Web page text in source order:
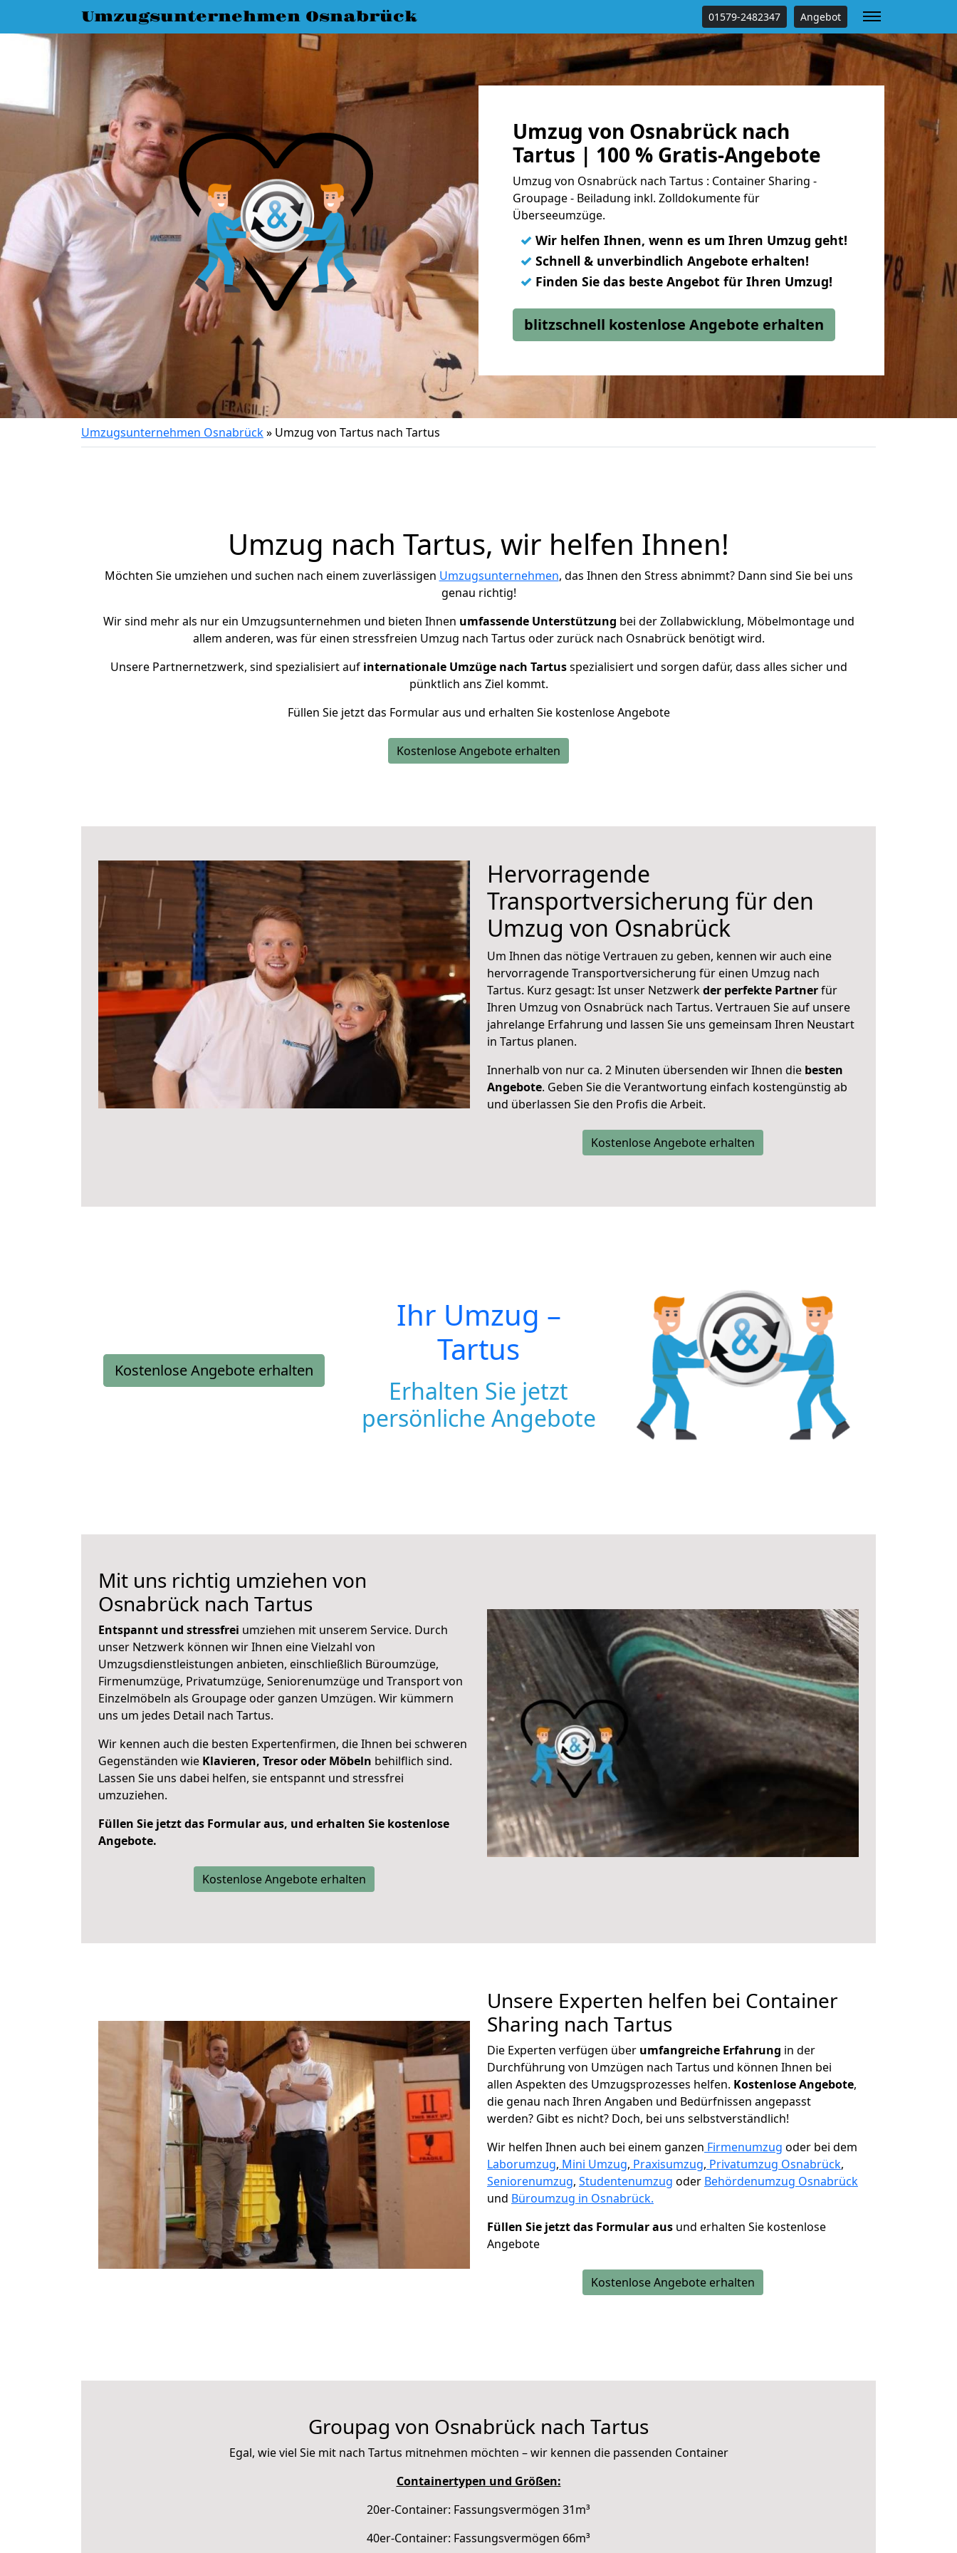
Umzugsunternehmen Osnabrück 01579-2482347 Angebot
Umzug von Osnabrück nach
Tartus | 100 % Gratis-Angebote
Umzug von Osnabrück nach Tartus : Container Sharing -
Groupage - Beiladung inkl. Zolldokumente für
Überseeumzüge.
✓ Wir helfen Ihnen, wenn es um Ihren Umzug geht!
✓ Schnell & unverbindlich Angebote erhalten!
✓ Finden Sie das beste Angebot für Ihren Umzug!
blitzschnell kostenlose Angebote erhalten
Umzugsunternehmen Osnabrück» Umzug von Tartus nach Tartus
Umzug nach Tartus, wir helfen Ihnen!
Möchten Sie umziehen und suchen nach einem zuverlässigen Umzugsunternehmen, das Ihnen den Stress abnimmt? Dann sind Sie bei uns
genau richtig!
Wir sind mehr als nur ein Umzugsunternehmen und bieten Ihnen umfassende Unterstützung bei der Zollabwicklung, Möbelmontage und
allem anderen, was für einen stressfreien Umzug nach Tartus oder zurück nach Osnabrück benötigt wird.
Unsere Partnernetzwerk, sind spezialisiert auf internationale Umzüge nach Tartusspezialisiert und sorgen dafür, dass alles sicher und
pünktlich ans Ziel kommt.
Füllen Sie jetzt das Formular aus und erhalten Sie kostenlose Angebote
Kostenlose Angebote erhalten
Hervorragende
Transportversicherung für den
Umzug von Osnabrück
Um Ihnen das nötige Vertrauen zu geben, kennen wir auch eine
hervorragende Transportversicherung für einen Umzug nach
Tartus. Kurz gesagt: Ist unser Netzwerkder perfekte Partnerfür
Ihren Umzug von Osnabrück nach Tartus. Vertrauen Sie auf unsere
jahrelange Erfahrung und lassen Sie uns gemeinsam Ihren Neustart
in Tartus planen.
Innerhalb von nur ca. 2 Minuten übersenden wir Ihnen die besten
Angebote. Geben Sie die Verantwortung einfach kostengünstig ab
und überlassen Sie den Profis die Arbeit.
Kostenlose Angebote erhalten
Kostenlose Angebote erhalten
Ihr Umzug –
Tartus
Erhalten Sie jetzt
persönliche Angebote
Mit uns richtig umziehen von
Osnabrück nach Tartus
Entspannt und stressfrei umziehen mit unserem Service. Durch
unser Netzwerk können wir Ihnen eine Vielzahl von
Umzugsdienstleistungen anbieten, einschließlich Büroumzüge,
Firmenumzüge, Privatumzüge, Seniorenumzüge und Transport von
Einzelmöbeln als Groupage oder ganzen Umzügen. Wir kümmern
uns um jedes Detail nach Tartus.
Wir kennen auch die besten Expertenfirmen, die Ihnen bei schweren
Gegenständen wie Klavieren, Tresor oder Möbeln behilflich sind.
Lassen Sie uns dabei helfen, sie entspannt und stressfrei
umzuziehen.
Füllen Sie jetzt das Formular aus, und erhalten Sie kostenlose
Angebote.
Kostenlose Angebote erhalten
Unsere Experten helfen bei Container
Sharing nach Tartus
Die Experten verfügen über umfangreiche Erfahrung in der
Durchführung von Umzügen nach Tartus und können Ihnen bei
allen Aspekten des Umzugsprozesses helfen. Kostenlose Angebote,
die genau nach Ihren Angaben und Bedürfnissen angepasst
werden? Gibt es nicht? Doch, bei uns selbstverständlich!
Wir helfen Ihnen auch bei einem ganzen Firmenumzug oder bei dem
Laborumzug, Mini Umzug, Praxisumzug, Privatumzug Osnabrück,
Seniorenumzug, Studentenumzug oder Behördenumzug Osnabrück
und Büroumzug in Osnabrück.
Füllen Sie jetzt das Formular aus und erhalten Sie kostenlose
Angebote
Kostenlose Angebote erhalten
Groupag von Osnabrück nach Tartus
Egal, wie viel Sie mit nach Tartus mitnehmen möchten – wir kennen die passenden Container
Containertypen und Größen:
20er-Container: Fassungsvermögen 31m³
40er-Container: Fassungsvermögen 66m³